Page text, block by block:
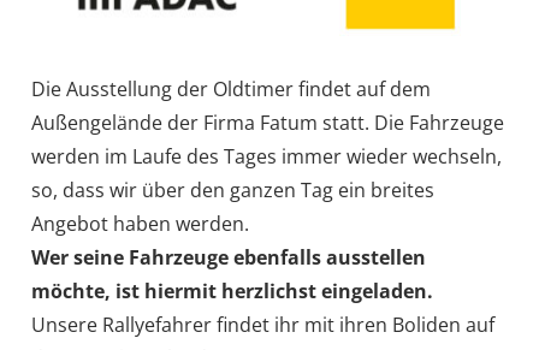
Die Ausstellung der Oldtimer findet auf dem
Außengelände der Firma Fatum statt. Die Fahrzeuge
werden im Laufe des Tages immer wieder wechseln,
so, dass wir über den ganzen Tag ein breites
Angebot haben werden.
Wer seine Fahrzeuge ebenfalls ausstellen
möchte, ist hiermit herzlichst eingeladen.
Unsere Rallyefahrer findet ihr mit ihren Boliden auf